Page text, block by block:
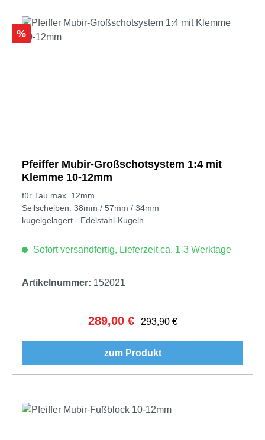
Rabatt
%
Pfeiffer Mubir-Großschotsystem 1:4 mit
Klemme 10-12mm
für Tau max. 12mm
Seilscheiben: 38mm / 57mm / 34mm
kugelgelagert - Edelstahl-Kugeln
Sofort versandfertig, Lieferzeit ca. 1-3 Werktage
Artikelnummer: 152021
Verkaufspreis:
289,00 € Regulärer Preis:
293,90 €
zum Produkt